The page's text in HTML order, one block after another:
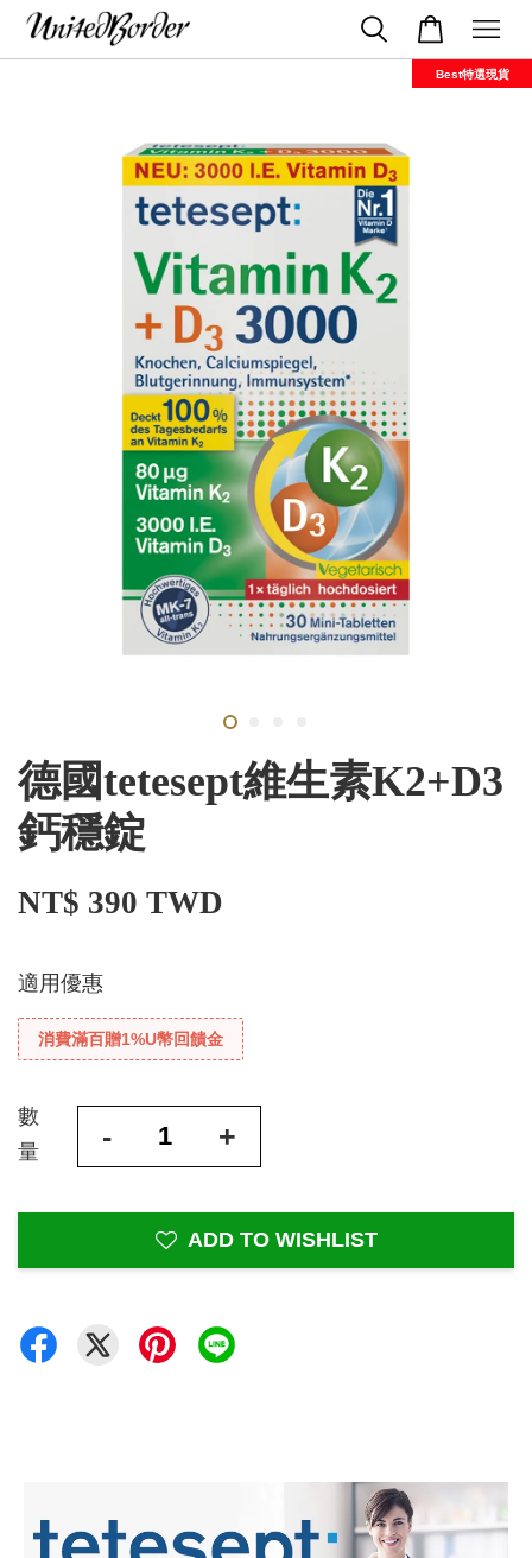
Best特選現貨
德國tetesept維生素K2+D3
鈣穩錠
NT$ 390 TWD
適用優惠
消費滿百贈1%U幣回饋金
數
量
- +
ADD TO WISHLIST